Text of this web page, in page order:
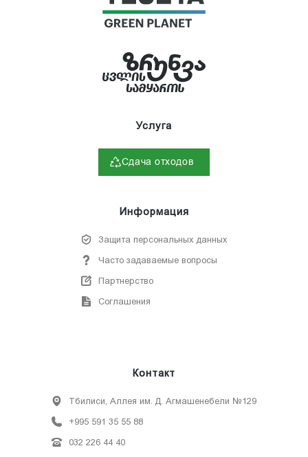
Услуга
Сдача отходов
Информация
Защита персональных данных
Часто задаваемые вопросы
Партнерство
Соглашения
Контакт
Тбилиси, Аллея им. Д. Агмашенебели №129
+995 591 35 55 88
032 226 44 40